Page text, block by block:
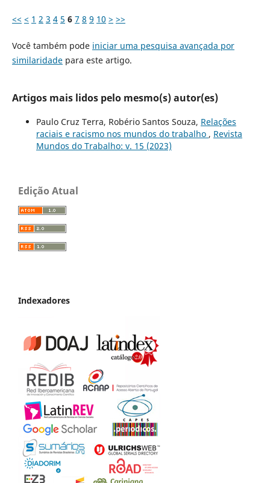
<< < 1 2 3 4 5 6 7 8 9 10 > >>
Você também pode iniciar uma pesquisa avançada por
similaridadepara este artigo.
Artigos mais lidos pelo mesmo(s) autor(es)
Paulo Cruz Terra, Robério Santos Souza, Relações
raciais e racismo nos mundos do trabalho , Revista
Mundos do Trabalho: v. 15 (2023)
Edição Atual
Indexadores